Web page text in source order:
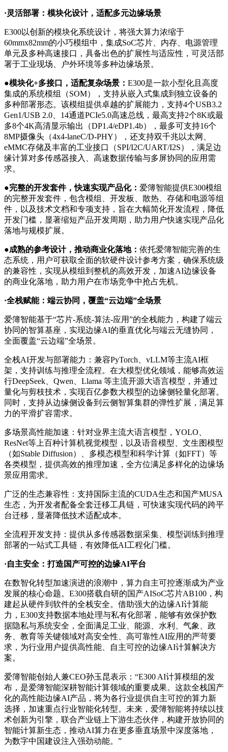
·灵活部署：模块化设计，适配多元边缘场景
E300以创新的模块化系统设计，将强大算力浓缩于
60mmx82mm的小巧模组中，集成SoC芯片、内存、电源管理
单元及多种高速接口，具备出色的扩展性与适应性，可灵活部
署于工业现场、户外环境等多种边缘场景。
●模块化+多接口，适配复杂场景： E300是一款小型化且高度
集成的系统模组（SOM），支持从嵌入式集成到独立设备的
多种部署形态。该模组提供卓越的扩展能力，支持4个USB3.2
Gen1/USB 2.0、14通道PCIe5.0高速总线，最高支持2个8K或最
多8个4K高清显示输出（DP1.4/eDP1.4b），最多可支持16个
8MP摄像头（4x4-laneC/D-PHY），还支持双千兆以太网、
eMMC存储及丰富的工业接口（SPI/I2C/UART/I2S），满足边
缘计算对多传感器接入、高速数据传输与多屏协同的应用需
求。
●完整的开发套件，快速实现产品化： 爱簿智能提供E300模组
的完整开发套件，包含模组、开发板、散热、存储和电源等组
件，以及技术文档和专项支持，旨在大幅简化开发流程，降低
开发门槛，显著缩短产品开发周期，助力用户快速实现产品化
落地与规模扩展。
●成熟的参考设计，推动商业化落地： 依托爱簿智能完善的生
态系统，用户可获取全面的软硬件设计参考方案，确保系统级
的兼容性，实现从模组到整机的高效开发，加速AI边缘设备
的商业化落地，助力用户在市场竞争中抢占先机。
·全栈赋能：端云协同，覆盖“云边端”全场景
爱簿智能基于“芯片-系统-算法-应用”的全栈能力，构建了端云
协同的智算基座，实现边缘AI的垂直优化与端云无缝协同，
全面覆盖“云边端”全场景。
全栈AI开发与部署能力：兼容PyTorch、vLLM等主流AI框
架，支持训练与推理全流程。在大模型优化领域，能够高效运
行DeepSeek、Qwen、Llama 等主流开源大语言模型，并通过
量化与剪枝技术，实现百亿参数大模型的边缘侧轻量化部署。
同时，支持从边缘侧设备到云侧智算集群的弹性扩展，满足算
力的平滑扩容需求。
多场景高性能加速：针对业界主流大语言模型，YOLO、
ResNet等上百种计算机视觉模型，以及语音模型、文生图模型
（如Stable Diffusion）、多模态模型和科学计算（如FFT）等
各类模型，提供高效的推理加速，全方位满足多样化的边缘场
景应用需求。
广泛的生态兼容性：支持国际主流的CUDA生态和国产MUSA
生态，为开发者配备全套迁移工具链，可快速实现代码的跨平
台迁移，显著降低技术适配成本。
全流程开发支持：提供从多传感器数据采集、模型训练到推理
部署的一站式工具链，有效降低AI工程化门槛。
·自主安全：打造国产可控的边缘AI平台
在数智化转型加速演进的浪潮中，算力自主可控逐渐成为产业
发展的核心命题。E300搭载自研的国产AISoC芯片AB100，构
建起从硬件到软件的全栈安全。借助强大的边缘AI计算能
力，E300支持数据本地处理与私有化部署，能够有效保护数
据隐私与系统安全，全面满足工业、能源、水利、气象、政
务、教育等关键领域对高安全性、高可靠性AI应用的严苛要
求，为行业用户提供高性能、自主可控的边缘AI计算解决方
案。
爱簿智能创始人兼CEO孙玉昆表示：“E300 AI计算模组的发
布，是爱簿智能深耕智能计算领域的重要成果。这款全栈国产
化的高性能边缘AI产品，将为各行业提供自主可控的算力新
选择，加速重点行业智能化转型。未来，爱簿智能将持续以技
术创新为引擎，联合产业链上下游生态伙伴，构建开放协同的
智能计算新生态，推动AI算力在更多垂直场景中深度落地，
为数字中国建设注入强劲动能。”